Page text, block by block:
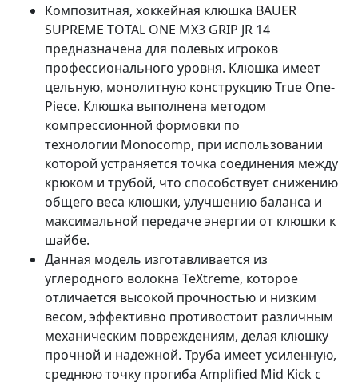
Композитная, хоккейная клюшка BAUER
SUPREME TOTAL ONE MX3 GRIP JR 14
предназначена для полевых игроков
профессионального уровня. Клюшка имеет
цельную, монолитную конструкцию True One-
Piece. Клюшка выполнена методом
компрессионной формовки по
технологии Monocomp, при использовании
которой устраняется точка соединения между
крюком и трубой, что способствует снижению
общего веса клюшки, улучшению баланса и
максимальной передаче энергии от клюшки к
шайбе.
Данная модель изготавливается из
углеродного волокна TeXtreme, которое
отличается высокой прочностью и низким
весом, эффективно противостоит различным
механическим повреждениям, делая клюшку
прочной и надежной. Труба имеет усиленную,
среднюю точку прогиба Amplified Mid Kick с